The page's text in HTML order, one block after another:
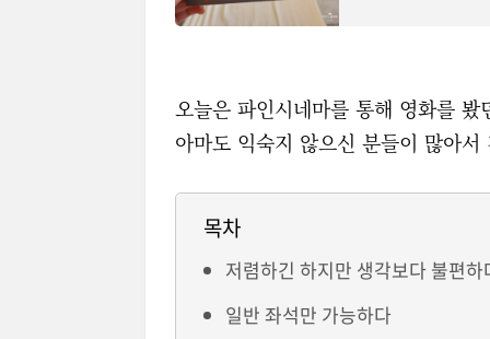
오늘은 파인시네마를 통해 영화를
아마도 익숙지 않으신 분들이 많아
목차
저렴하긴 하지만 생각보다 불편하
일반 좌석만 가능하다